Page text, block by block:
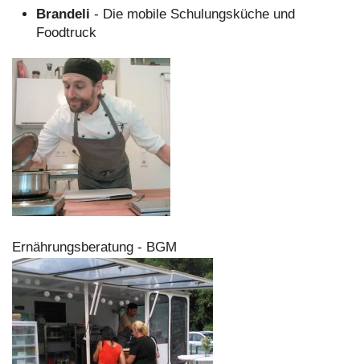
Brandeli - Die mobile Schulungsküche und
Foodtruck
Ernährungsberatung - BGM